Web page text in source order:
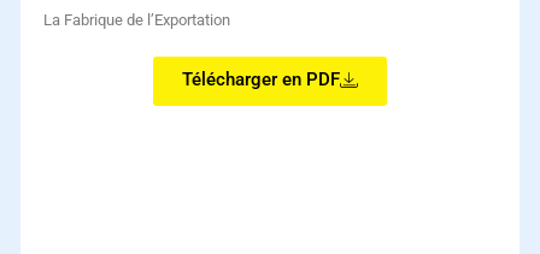
La Fabrique de l’Exportation
Télécharger en PDF